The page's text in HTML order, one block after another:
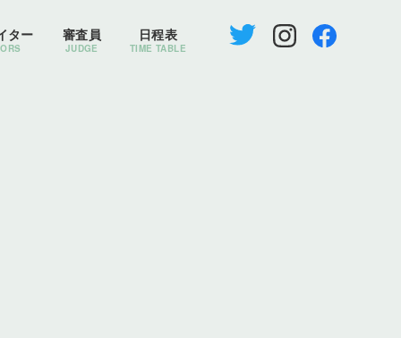
ター 審査員
JUDGE
日程表
TIME TABLE